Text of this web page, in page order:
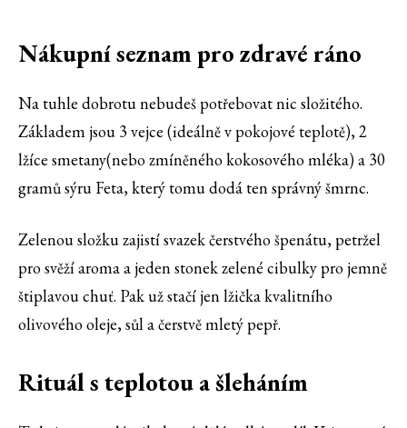
Nákupní seznam pro zdravé ráno
Na tuhle dobrotu nebudeš potřebovat nic složitého.
Základem jsou 3 vejce (ideálně v pokojové teplotě), 2
lžíce smetany(nebo zmíněného kokosového mléka) a 30
gramů sýru Feta, který tomu dodá ten správný šmrnc.
Zelenou složku zajistí svazek čerstvého špenátu, petržel
pro svěží aroma a jeden stonek zelené cibulky pro jemně
štiplavou chuť. Pak už stačí jen lžička kvalitního
olivového oleje, sůl a čerstvě mletý pepř.
Rituál s teplotou a šleháním